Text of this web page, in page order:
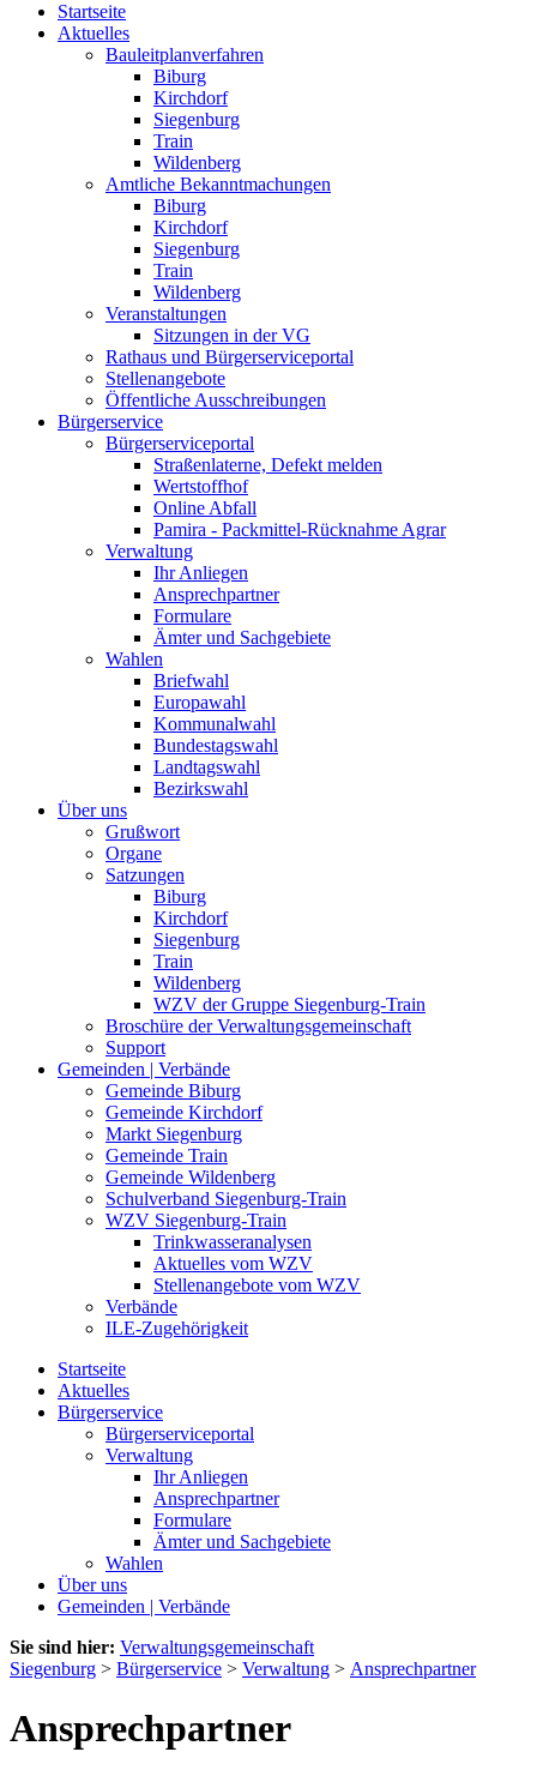
Startseite
Aktuelles
Bauleitplanverfahren
Biburg
Kirchdorf
Siegenburg
Train
Wildenberg
Amtliche Bekanntmachungen
Biburg
Kirchdorf
Siegenburg
Train
Wildenberg
Veranstaltungen
Sitzungen in der VG
Rathaus und Bürgerserviceportal
Stellenangebote
Öffentliche Ausschreibungen
Bürgerservice
Bürgerserviceportal
Straßenlaterne, Defekt melden
Wertstoffhof
Online Abfall
Pamira - Packmittel-Rücknahme Agrar
Verwaltung
Ihr Anliegen
Ansprechpartner
Formulare
Ämter und Sachgebiete
Wahlen
Briefwahl
Europawahl
Kommunalwahl
Bundestagswahl
Landtagswahl
Bezirkswahl
Über uns
Grußwort
Organe
Satzungen
Biburg
Kirchdorf
Siegenburg
Train
Wildenberg
WZV der Gruppe Siegenburg-Train
Broschüre der Verwaltungsgemeinschaft
Support
Gemeinden | Verbände
Gemeinde Biburg
Gemeinde Kirchdorf
Markt Siegenburg
Gemeinde Train
Gemeinde Wildenberg
Schulverband Siegenburg-Train
WZV Siegenburg-Train
Trinkwasseranalysen
Aktuelles vom WZV
Stellenangebote vom WZV
Verbände
ILE-Zugehörigkeit
Startseite
Aktuelles
Bürgerservice
Bürgerserviceportal
Verwaltung
Ihr Anliegen
Ansprechpartner
Formulare
Ämter und Sachgebiete
Wahlen
Über uns
Gemeinden | Verbände
Sie sind hier: Verwaltungsgemeinschaft
Siegenburg > Bürgerservice > Verwaltung > Ansprechpartner
Ansprechpartner